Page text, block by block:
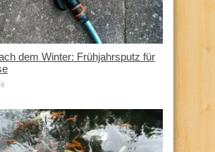
dem Winter: Frühjahrsputz für